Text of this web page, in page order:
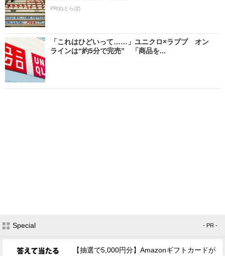
PR(ねとらぼ)
「これはひどいって……」ユニクロ×ラブブ オン
ラインは“約5分で完売” 「商品を...
Special - PR -
【抽選で5,000円分】Amazonギフトカードが